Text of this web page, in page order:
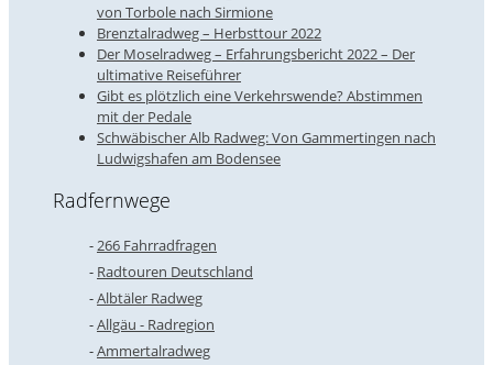
von Torbole nach Sirmione
Brenztalradweg – Herbsttour 2022
Der Moselradweg – Erfahrungsbericht 2022 – Der
ultimative Reiseführer
Gibt es plötzlich eine Verkehrswende? Abstimmen
mit der Pedale
Schwäbischer Alb Radweg: Von Gammertingen nach
Ludwigshafen am Bodensee
Radfernwege
266 Fahrradfragen
Radtouren Deutschland
Albtäler Radweg
Allgäu - Radregion
Ammertalradweg